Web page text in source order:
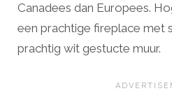
Canadees dan Europees.
een prachtige fireplace met
prachtig wit gestucte muur.